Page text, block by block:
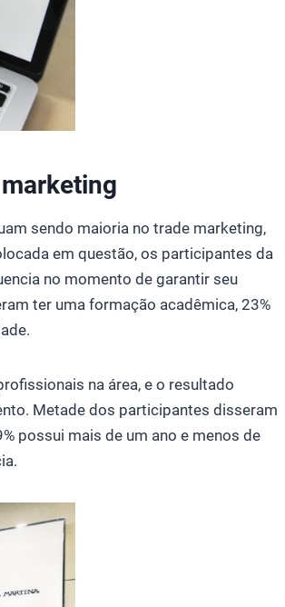
sendo maioria no trade marketing,
em questão, os participantes da
no momento de garantir seu
ter uma formação acadêmica, 23%
na área, e o resultado
Metade dos participantes disseram
possui mais de um ano e menos de